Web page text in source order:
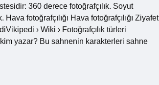
360 derece fotoğrafçılık. Soyut
Hava fotoğrafçılığı Hava fotoğrafçılığı Ziyafet
› Wiki › Fotoğrafçılık türleri
yazar? Bu sahnenin karakterleri sahne